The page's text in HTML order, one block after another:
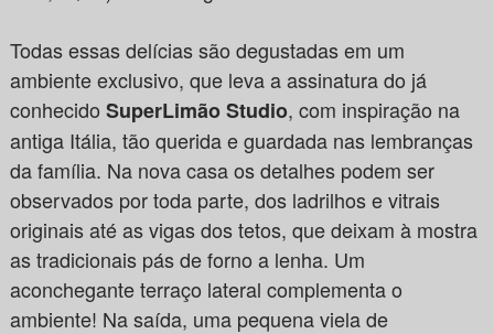
Todas essas delícias são degustadas em um
ambiente exclusivo, que leva a assinatura do já
conhecido SuperLimão Studio, com inspiração na
antiga Itália, tão querida e guardada nas lembranças
da família. Na nova casa os detalhes podem ser
observados por toda parte, dos ladrilhos e vitrais
originais até as vigas dos tetos, que deixam à mostra
as tradicionais pás de forno a lenha. Um
aconchegante terraço lateral complementa o
ambiente! Na saída, uma pequena viela de